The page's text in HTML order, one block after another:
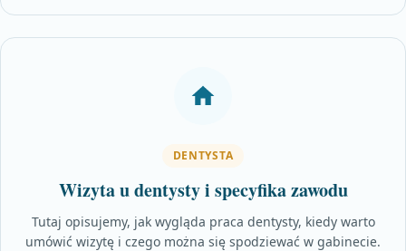
DENTYSTA
Wizyta u dentysty i specyfika zawodu
Tutaj opisujemy, jak wygląda praca dentysty, kiedy warto
umówić wizytę i czego można się spodziewać w gabinecie.